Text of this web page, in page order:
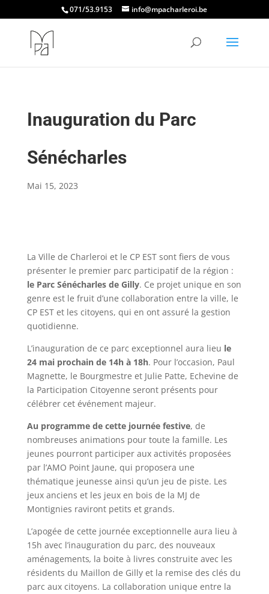
071/53.9153 info@mpacharleroi.be
Inauguration du Parc
Sénécharles
Mai 15, 2023
La Ville de Charleroi et le CP EST sont fiers de vous
présenter le premier parc participatif de la région :
le Parc Sénécharles de Gilly. Ce projet unique en son
genre est le fruit d’une collaboration entre la ville, le
CP EST et les citoyens, qui en ont assuré la gestion
quotidienne.
L’inauguration de ce parc exceptionnel aura lieu le
24 mai prochain de 14h à 18h. Pour l’occasion, Paul
Magnette, le Bourgmestre et Julie Patte, Echevine de
la Participation Citoyenne seront présents pour
célébrer cet événement majeur.
Au programme de cette journée festive, de
nombreuses animations pour toute la famille. Les
jeunes pourront participer aux activités proposées
par l’AMO Point Jaune, qui proposera une
thématique jeunesse ainsi qu’un jeu de piste. Les
jeux anciens et les jeux en bois de la MJ de
Montignies raviront petits et grands.
L’apogée de cette journée exceptionnelle aura lieu à
15h avec l’inauguration du parc, des nouveaux
aménagements, la boite à livres construite avec les
résidents du Maillon de Gilly et la remise des clés du
parc aux citoyens. La collaboration unique entre la